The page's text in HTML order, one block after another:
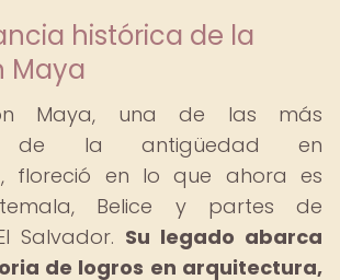
histórica de la
Maya
Maya, una de las más
de la antigüedad en
floreció en lo que ahora es
Belice y partes de
Salvador. Su legado abarca
de logros en arquitectura,